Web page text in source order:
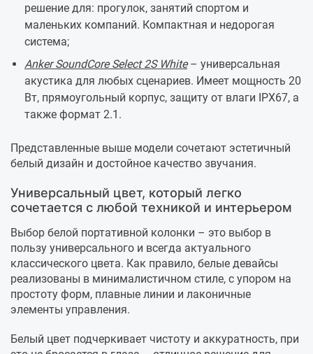
решение для: прогулок, занятий спортом и
маленьких компаний. Компактная и недорогая
система;
Anker SoundCore Select 2S White– универсальная
акустика для любых сценариев. Имеет мощность 20
Вт, прямоугольный корпус, защиту от влаги IPX67, а
также формат 2.1.
Представленные выше модели сочетают эстетичный
белый дизайн и достойное качество звучания.
Универсальный цвет, который легко
сочетается с любой техникой и интерьером
Выбор белой портативной колонки – это выбор в
пользу универсального и всегда актуального
классического цвета. Как правило, белые девайсы
реализованы в минималистичном стиле, с упором на
простоту форм, плавные линии и лаконичные
элементы управления.
Белый цвет подчеркивает чистоту и аккуратность, при